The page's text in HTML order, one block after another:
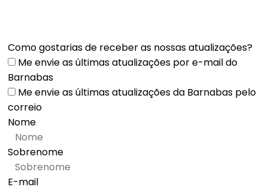
Como gostarias de receber as nossas atualizações?
Me envie as últimas atualizações por e-mail do
Barnabas
Me envie as últimas atualizações da Barnabas pelo
correio
Nome
Sobrenome
E-mail